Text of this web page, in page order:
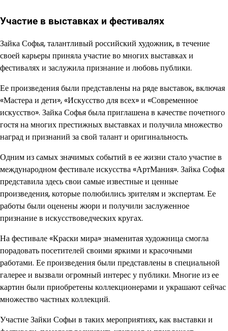
Участие в выставках и фестивалях
Зайка Софья, талантливый российский художник, в течение
своей карьеры приняла участие во многих выставках и
фестивалях и заслужила признание и любовь публики.
Ее произведения были представлены на ряде выставок, включая
«Мастера и дети», «Искусство для всех» и «Современное
искусство». Зайка Софья была приглашена в качестве почетного
гостя на многих престижных выставках и получила множество
наград и признаний за свой талант и оригинальность.
Одним из самых значимых событий в ее жизни стало участие в
международном фестивале искусства «АртМания». Зайка Софья
представила здесь свои самые известные и ценные
произведения, которые полюбились зрителям и экспертам. Ее
работы были оценены жюри и получили заслуженное
признание в искусствоведческих кругах.
На фестивале «Краски мира» знаменитая художница смогла
порадовать посетителей своими яркими и красочными
работами. Ее произведения были представлены в специальной
галерее и вызвали огромный интерес у публики. Многие из ее
картин были приобретены коллекционерами и украшают сейчас
множество частных коллекций.
Участие Зайки Софьи в таких мероприятиях, как выставки и